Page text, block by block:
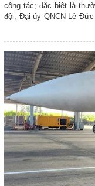
công tác; đặc biệt là
đội; Đại úy QNCN Lê
(PK-KQ) đã luôn hoàn